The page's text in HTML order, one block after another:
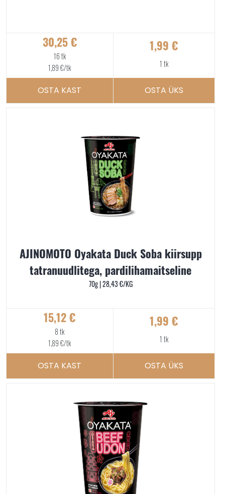
30,25€
16 tk
1,89€/tk
OSTA KAST
1,99€
1 tk
OSTA ÜKS
AJINOMOTO Oyakata Duck Soba kiirsupp
tatranuudlitega, pardilihamaitseline
70g |28,43€/KG
15,12€
8 tk
1,89€/tk
OSTA KAST
1,99€
1 tk
OSTA ÜKS